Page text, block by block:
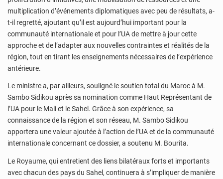
multiplication d’événements diplomatiques avec peu de résultats, a-
t-il regretté, ajoutant qu’il est aujourd’hui important pour la
communauté internationale et pour l’UA de mettre à jour cette
approche et de l’adapter aux nouvelles contraintes et réalités de la
région, tout en tirant les enseignements nécessaires de l’expérience
antérieure.
Le ministre a, par ailleurs, souligné le soutien total du Maroc à M.
Sambo Sidikou après sa nomination comme Haut Représentant de
l’UA pour le Mali et le Sahel. Grâce à son expérience, sa
connaissance de la région et son réseau, M. Sambo Sidikou
apportera une valeur ajoutée à l’action de l’UA et de la communauté
internationale concernant ce dossier, a soutenu M. Bourita.
Le Royaume, qui entretient des liens bilatéraux forts et importants
avec chacun des pays du Sahel, continuera à s’impliquer de manière